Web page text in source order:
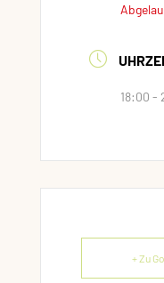
18:00 -
+ Zu